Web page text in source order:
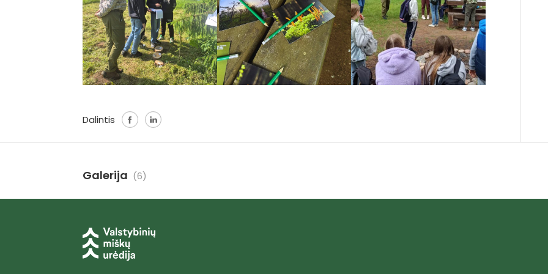
Dalintis
Galerija (6)